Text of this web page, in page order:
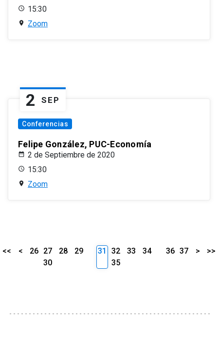
15:30
Zoom
2 SEP
Conferencias
Felipe González, PUC-Economía
2 de Septiembre de 2020
15:30
Zoom
<< < 26 27 28
29
30
31 32 33
34
35
36 37 > >>